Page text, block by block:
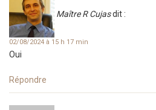
Maître R Cujasdit :
02/08/2024 à 15 h 17 min
Oui
Répondre